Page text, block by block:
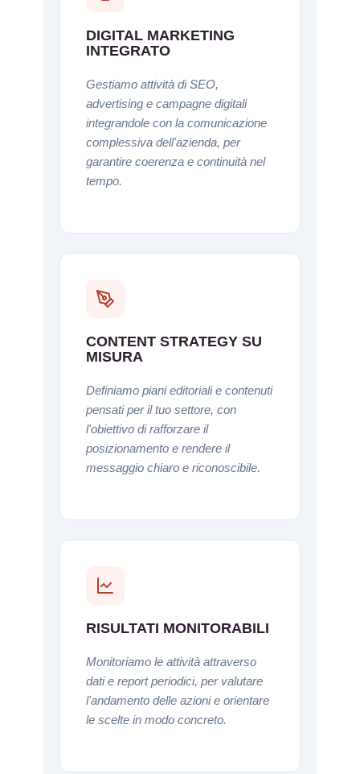
DIGITAL MARKETING
INTEGRATO
Gestiamo attività di SEO,
advertising e campagne digitali
integrandole con la comunicazione
complessiva dell'azienda, per
garantire coerenza e continuità nel
tempo.
CONTENT STRATEGY SU
MISURA
Definiamo piani editoriali e contenuti
pensati per il tuo settore, con
l'obiettivo di rafforzare il
posizionamento e rendere il
messaggio chiaro e riconoscibile.
RISULTATI MONITORABILI
Monitoriamo le attività attraverso
dati e report periodici, per valutare
l'andamento delle azioni e orientare
le scelte in modo concreto.